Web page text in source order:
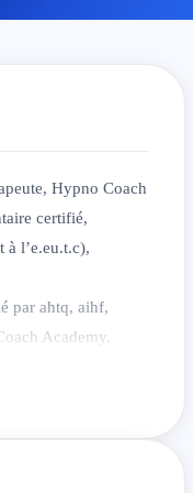
Hypno Coach
certifié,
à l’e.eu.t.c),
par ahtq, aihf,
Academy.
et en
à L'ulb et gérant
état de profonde